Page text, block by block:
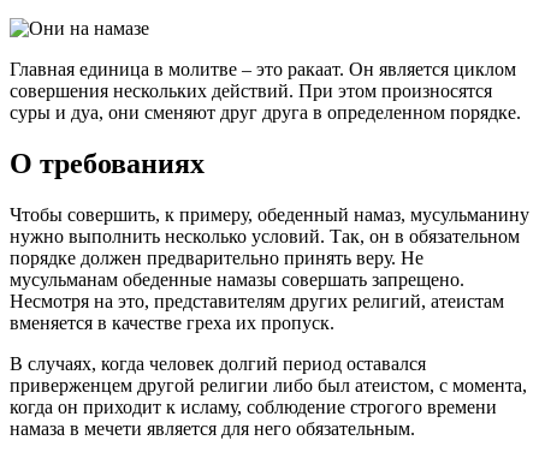
Главная единица в молитве – это ракаат. Он является циклом
совершения нескольких действий. При этом произносятся
суры и дуа, они сменяют друг друга в определенном порядке.
О требованиях
Чтобы совершить, к примеру, обеденный намаз, мусульманину
нужно выполнить несколько условий. Так, он в обязательном
порядке должен предварительно принять веру. Не
мусульманам обеденные намазы совершать запрещено.
Несмотря на это, представителям других религий, атеистам
вменяется в качестве греха их пропуск.
В случаях, когда человек долгий период оставался
приверженцем другой религии либо был атеистом, с момента,
когда он приходит к исламу, соблюдение строгого времени
намаза в мечети является для него обязательным.